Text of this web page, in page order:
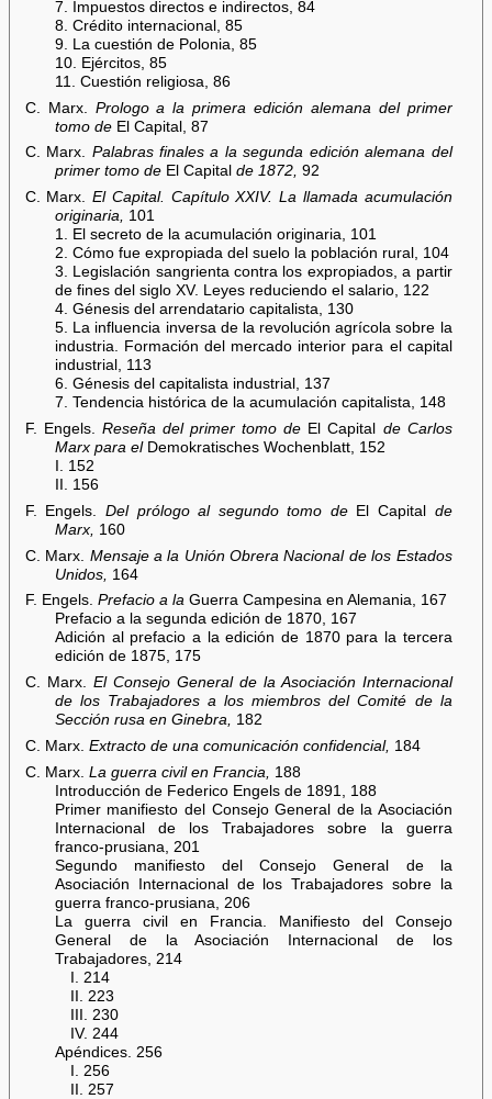
7. Impuestos directos e indirectos, 84
8. Crédito internacional, 85
9. La cuestión de Polonia, 85
10. Ejércitos, 85
11. Cuestión religiosa, 86
C. Marx. Prologo a la primera edición alemana del primer
tomo deEl Capital, 87
C. Marx. Palabras finales a la segunda edición alemana del
primer tomo deEl Capital de 1872, 92
C. Marx.El Capital. Capítulo XXIV. La llamada acumulación
originaria, 101
1. El secreto de la acumulación originaria, 101
2. Cómo fue expropiada del suelo la población rural, 104
3. Legislación sangrienta contra los expropiados, a partir
de fines del siglo XV. Leyes reduciendo el salario, 122
4. Génesis del arrendatario capitalista, 130
5. La influencia inversa de la revolución agrícola sobre la
industria. Formación del mercado interior para el capital
industrial, 113
6. Génesis del capitalista industrial, 137
7. Tendencia histórica de la acumulación capitalista, 148
F. Engels. Reseña del primer tomo de El Capital de Carlos
Marx para elDemokratisches Wochenblatt, 152
I. 152
II. 156
F. Engels. Del prólogo al segundo tomo deEl Capital de
Marx, 160
C. Marx. Mensaje a la Unión Obrera Nacional de los Estados
Unidos, 164
F. Engels. Prefacio a laGuerra Campesina en Alemania, 167
Prefacio a la segunda edición de 1870, 167
Adición al prefacio a la edición de 1870 para la tercera
edición de 1875, 175
C. Marx. El Consejo General de la Asociación Internacional
de los Trabajadores a los miembros del Comité de la
Sección rusa en Ginebra, 182
C. Marx. Extracto de una comunicación confidencial, 184
C. Marx. La guerra civil en Francia,
188
Introducción de Federico Engels de 1891, 188
Primer manifiesto del Consejo General de la Asociación
Internacional de los Trabajadores sobre la guerra
franco-prusiana, 201
Segundo manifiesto del Consejo General de la
Asociación Internacional de los Trabajadores sobre la
guerra franco-prusiana, 206
La guerra civil en Francia. Manifiesto del Consejo
General de la Asociación Internacional de los
Trabajadores, 214
I. 214
II. 223
III. 230
IV. 244
Apéndices. 256
I. 256
II. 257